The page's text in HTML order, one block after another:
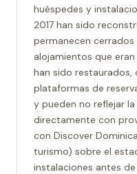
huéspedes y
2017 han sido
permanecen
alojamientos que eran
han sido restaurados,
plataformas de
y pueden no reflejar
directamente con
con Discover
turismo) sobre el
instalaciones antes de